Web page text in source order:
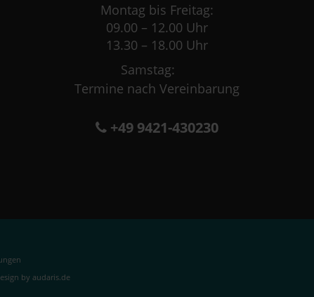
Montag bis Freitag:
09.00 – 12.00 Uhr
13.30 – 18.00 Uhr
Samstag:
Termine nach Vereinbarung
+49 9421-430230
by audaris.de